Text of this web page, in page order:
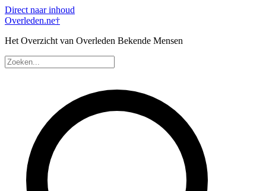
Direct naar inhoud
Overleden.ne†
Het Overzicht van Overleden Bekende Mensen